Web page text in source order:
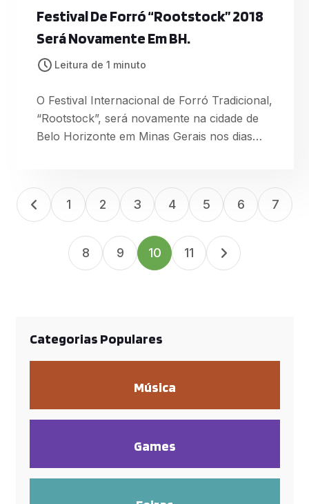
Festival De Forró “Rootstock” 2018
Será Novamente Em BH.
Leitura de 1 minuto
O Festival Internacional de Forró Tradicional,
“Rootstock”, será novamente na cidade de
Belo Horizonte em Minas Gerais nos dias
sua edição 2018 com atrações incríveis,
durante três dias e três noites de festa! O
cenário para esse grande encontro de
forrozeiros será novamente a Serraria
Souza Pinto, em
1 2 3 4 5 6 7
8 9 10 11
Categorias Populares
Música
Games